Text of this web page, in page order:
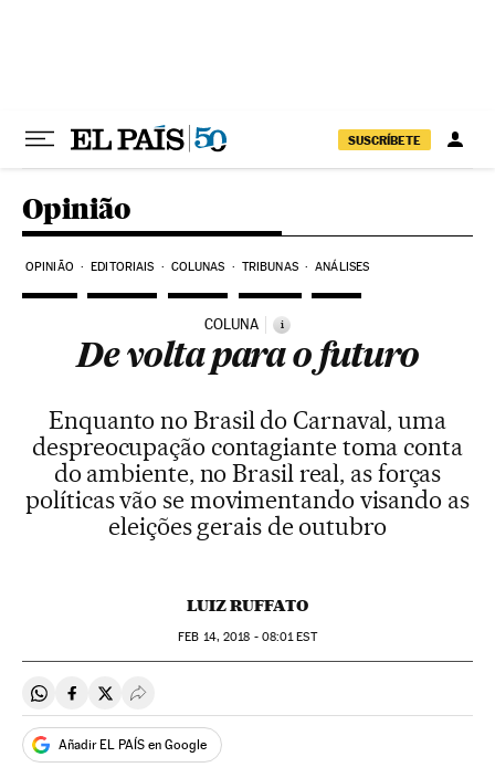
SUSCRÍBETE
Opinião
OPINIÃO EDITORIAIS COLUNAS TRIBUNAS ANÁLISES
COLUNA i
De volta para o futuro
Enquanto no Brasil do Carnaval, uma
despreocupação contagiante toma conta
do ambiente, no Brasil real, as forças
políticas vão se movimentando visando as
eleições gerais de outubro
LUIZ RUFFATO
FEB 14, 2018 - 08:01EST
Compartir en Whatsapp
Compartir en Facebook
Compartir en Twitter
Desplegar Redes Sociales
Añadir EL PAÍS en Google